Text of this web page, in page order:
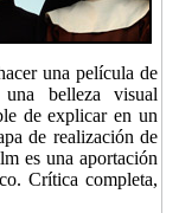
una película de
belleza visual
de explicar en un
de realización de
es una aportación
Crítica completa,